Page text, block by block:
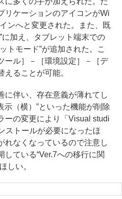
リケーションのアイコンがWi
ンへと変更された。また、既
に加え、タブレット端末での
トモード”が追加された。こ
ール］－［環境設定］－［デ
ることが可能。
伴い、存在意義が薄れてし
示（横）”といった機能が削除
ーの変更により「Visual studi
ストールが必要になったほ
れなくなっているので注意し
ている“Ver.7への移行に関
しい。